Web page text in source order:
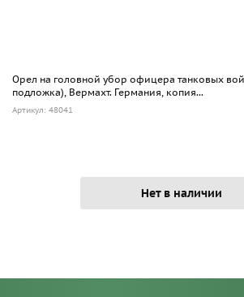
Орел на головной убор офицера танковых
подложка), Вермахт. Германия, копия...
Артикул: 48041
Нет в наличии